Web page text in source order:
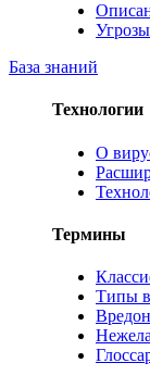
База знаний
Технологии
О
Термины
Типы